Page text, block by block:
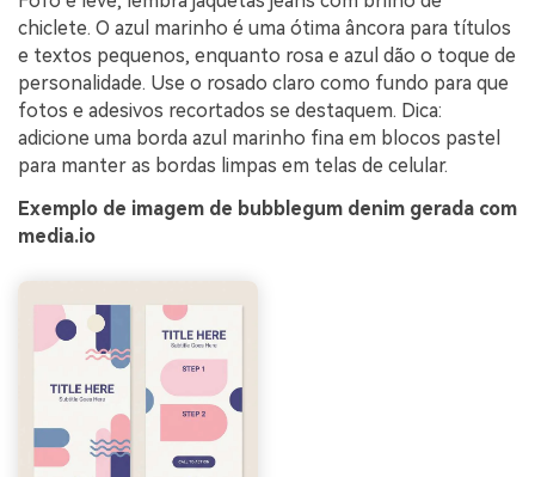
chiclete. O azul marinho é uma ótima âncora para títulos
e textos pequenos, enquanto rosa e azul dão o toque de
personalidade. Use o rosado claro como fundo para que
fotos e adesivos recortados se destaquem. Dica:
adicione uma borda azul marinho fina em blocos pastel
para manter as bordas limpas em telas de celular.
Exemplo de imagem de bubblegum denim gerada com
media.io